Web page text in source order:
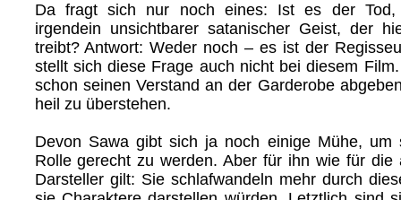
Da fragt sich nur noch eines: Ist es der Tod,
irgendein unsichtbarer satanischer Geist, der
treibt? Antwort: Weder noch – es ist der
stellt sich diese Frage auch nicht bei diesem
schon seinen Verstand an der Garderobe
heil zu überstehen.
Devon Sawa gibt sich ja noch einige Mühe, um
Rolle gerecht zu werden. Aber für ihn wie für die
Darsteller gilt: Sie schlafwandeln mehr durch